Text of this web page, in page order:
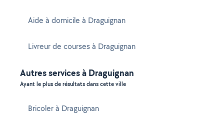
Aide à domicile à Draguignan
Livreur de courses à Draguignan
Autres services à Draguignan
Ayant le plus de résultats dans cette ville
Bricoler à Draguignan